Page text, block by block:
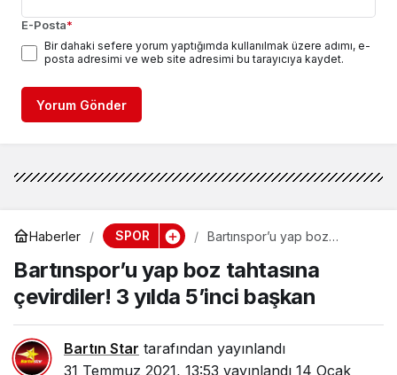
E-Posta*
Bir dahaki sefere yorum yaptığımda kullanılmak üzere adımı, e-
posta adresimi ve web site adresimi bu tarayıcıya kaydet.
Yorum Gönder
Haberler SPOR
Bartınspor’u yap boz
5’inci başkan
Bartınspor’u yap boz tahtasına
çevirdiler! 3 yılda 5’inci başkan
Bartın Star tarafından yayınlandı
31 Temmuz 2021, 13:53 yayınlandı 14 Ocak